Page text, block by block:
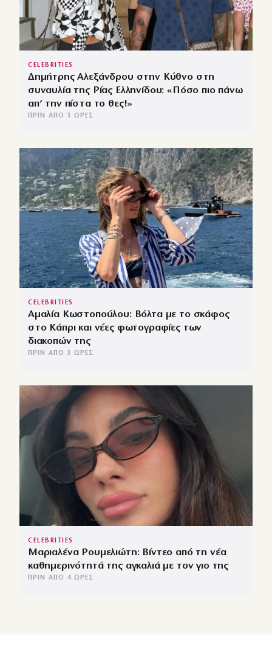
CELEBRITIES
Δημήτρης Αλεξάνδρου στην Κύθνο στη
συναυλία της Ρίας Ελληνίδου: «Πόσο πιο πάνω
απ’ την πίστα το θες!»
ΠΡΙΝ ΑΠΌ 3 ΏΡΕΣ
CELEBRITIES
Αμαλία Κωστοπούλου: Βόλτα με το σκάφος
στο Κάπρι και νέες φωτογραφίες των
διακοπών της
ΠΡΙΝ ΑΠΌ 3 ΏΡΕΣ
CELEBRITIES
Μαριαλένα Ρουμελιώτη: Βίντεο από τη νέα
καθημερινότητά της αγκαλιά με τον γιο της
ΠΡΙΝ ΑΠΌ 4 ΏΡΕΣ